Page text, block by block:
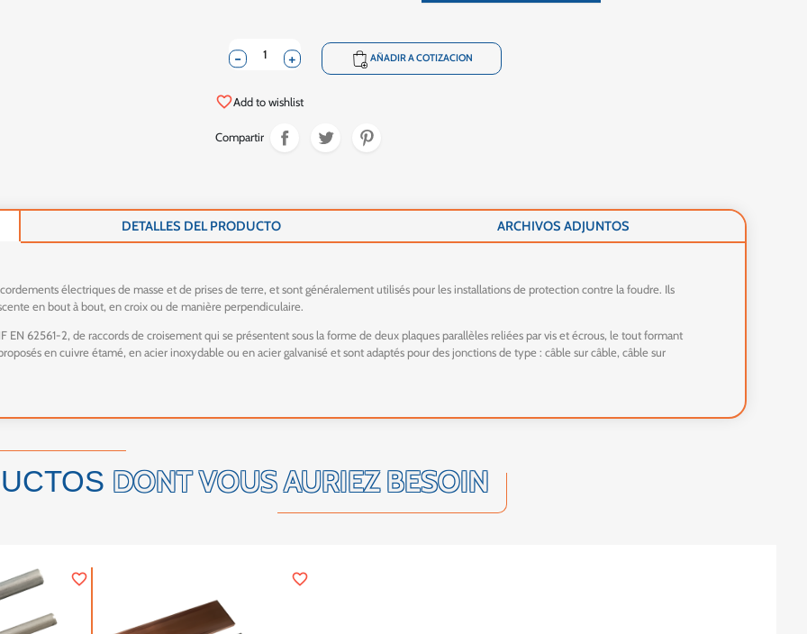
+
- shopping_cart AÑADIR A COTIZACION
favorite_borderAdd to wishlist
Compartir
DETALLES DEL PRODUCTO ARCHIVOS ADJUNTOS
électriques de masse et de prises de terre, et sont généralement utilisés pour les installations de protection contre la foudre. Ils
en bout à bout, en croix ou de manière perpendiculaire.
EN 62561-2, de raccords de croisement qui se présentent sous la forme de deux plaques parallèles reliées par vis et écrous, le tout formant
en cuivre étamé, en acier inoxydable ou en acier galvanisé et sont adaptés pour des jonctions de type : câble sur câble, câble sur
DONT VOUS AURIEZ BESOIN
favorite_border favorite_border